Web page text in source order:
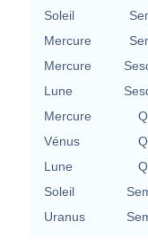
Soleil
Mercure
Mercure
Lune
Mercure
Vénus
Lune
Soleil
Uranus